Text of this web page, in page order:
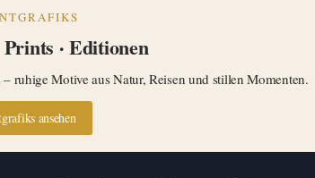
· Editionen
ruhige Motive aus Natur, Reisen und stillen Momenten.
ansehen